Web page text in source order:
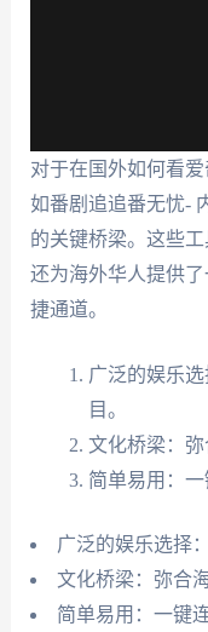
对于在国外如何看
如番剧追追番无忧-
的关键桥梁。这些
还为海外华人提供
捷通道。
广泛的娱乐
目。
文化桥梁：弥
简单易用：一
广泛的娱乐选择
文化桥梁：弥合
简单易用：一键